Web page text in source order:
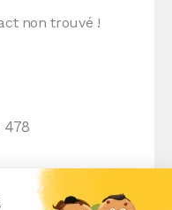
non trouvé !
478